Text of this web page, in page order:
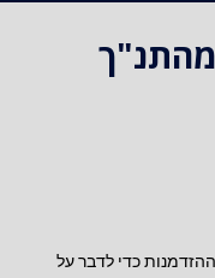
מהתנ"ך
כדי לדבר על